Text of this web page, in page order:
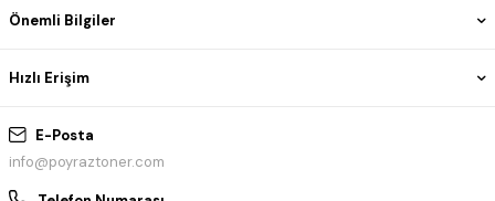
E-Posta
info@poyraztoner.com
Önemli Bilgiler
Hızlı Erişim